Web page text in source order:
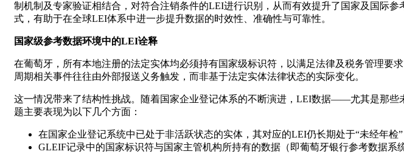
制机制及专家验证相结合，对符合注销条件的LEI进行识别，从而有效提升了国家及国际
式，有助于在全球LEI体系中进一步提升数据的时效性、准确性与可靠性。
国家级参考数据环境中的LEI诠释
在葡萄牙，所有本地注册的法定实体均必须持有国家级标识符，以满足法律及税务管理
周期相关事件往往由外部报送义务触发，而非基于法定实体法律状态的实际变化。
这一情况带来了结构性挑战。随着国家企业登记体系的不断演进，LEI数据——尤其是那
题主要表现为以下几个方面：
在国家企业登记系统中已处于非活跃状态的实体，其对应的LEI仍长期处于“未经年检”
GLEIF记录中的国家标识符与国家主管机构所持有的数据（即葡萄牙银行参考数据系